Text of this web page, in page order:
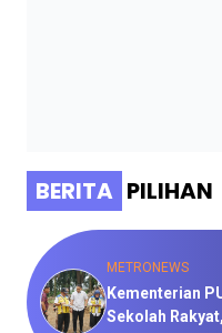
BERITA PILIHAN
METRONEWS
Kementerian
Sekolah